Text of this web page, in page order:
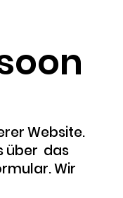
Website.
über das
Wir